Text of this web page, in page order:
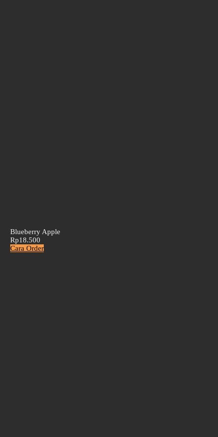
Blueberry Apple
Rp18.500
Cara Order